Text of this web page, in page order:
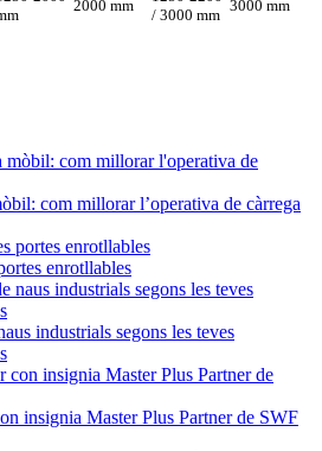
2000 mm
/ 3000 mm
3000 mm
com millorar l’operativa de càrrega
enrotllables
industrials segons les teves
insignia Master Plus Partner de SWF